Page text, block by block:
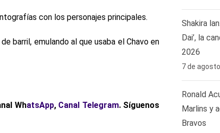
con los personajes principales.
barril, emulando al que usaba el Chavo en
WhatsApp, Canal Telegram. Síguenos
Shakira
Dai’, la
2026
7 de
Ronald
Marlins y
Bravos